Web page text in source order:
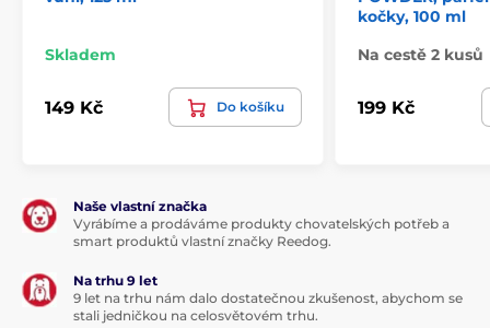
Skladem
149 Kč Do košíku
kočky, 100 ml
Na cestě 2 kusů
199 Kč
Naše vlastní značka
Vyrábíme a prodáváme produkty chovatelských potřeb a
smart produktů vlastní značky Reedog.
Na trhu 9 let
9 let na trhu nám dalo dostatečnou zkušenost, abychom se
stali jedničkou na celosvětovém trhu.